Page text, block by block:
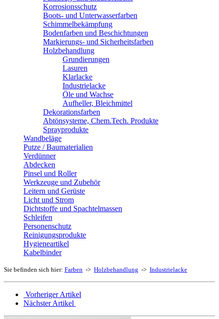
Korrosionsschutz
Boots- und Unterwasserfarben
Schimmelbekämpfung
Bodenfarben und Beschichtungen
Markierungs- und Sicherheitsfarben
Holzbehandlung
Grundierungen
Lasuren
Klarlacke
Industrielacke
Öle und Wachse
Aufheller, Bleichmittel
Dekorationsfarben
Abtönsysteme, Chem.Tech. Produkte
Sprayprodukte
Wandbeläge
Putze / Baumaterialien
Verdünner
Abdecken
Pinsel und Roller
Werkzeuge und Zubehör
Leitern und Gerüste
Licht und Strom
Dichtstoffe und Spachtelmassen
Schleifen
Personenschutz
Reinigungsprodukte
Hygieneartikel
Kabelbinder
Sie befinden sich hier: Farben -> Holzbehandlung -> Industrielacke
Vorheriger Artikel
Nächster Artikel